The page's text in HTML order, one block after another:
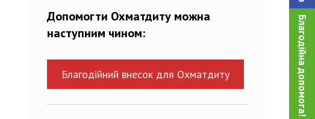
Благодійна допомога!
Допомогти Охматдиту можна
наступним чином:
Благодійний внесок для Охматдиту